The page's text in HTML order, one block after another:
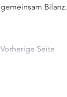
gemeinsam Bilanz.
Vorherige Seite